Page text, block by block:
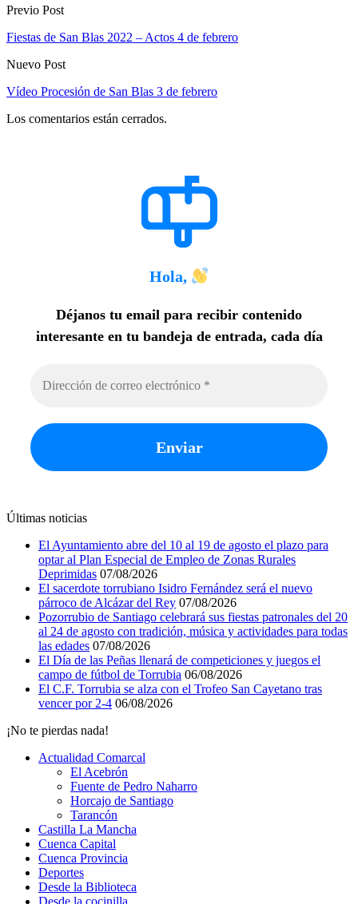
Previo Post
Fiestas de San Blas 2022 – Actos 4 de febrero
Nuevo Post
Vídeo Procesión de San Blas 3 de febrero
Los comentarios están cerrados.
Hola,
Déjanos tu email para recibir contenido
interesante en tu bandeja de entrada, cada día
Últimas noticias
El Ayuntamiento abre del 10 al 19 de agosto el plazo para
optar al Plan Especial de Empleo de Zonas Rurales
Deprimidas 07/08/2026
El sacerdote torrubiano Isidro Fernández será el nuevo
párroco de Alcázar del Rey 07/08/2026
Pozorrubio de Santiago celebrará sus fiestas patronales del 20
al 24 de agosto con tradición, música y actividades para todas
las edades 07/08/2026
El Día de las Peñas llenará de competiciones y juegos el
campo de fútbol de Torrubia 06/08/2026
El C.F. Torrubia se alza con el Trofeo San Cayetano tras
vencer por 2-4 06/08/2026
¡No te pierdas nada!
Actualidad Comarcal
El Acebrón
Fuente de Pedro Naharro
Horcajo de Santiago
Tarancón
Castilla La Mancha
Cuenca Capital
Cuenca Provincia
Deportes
Desde la Biblioteca
Desde la cocinilla